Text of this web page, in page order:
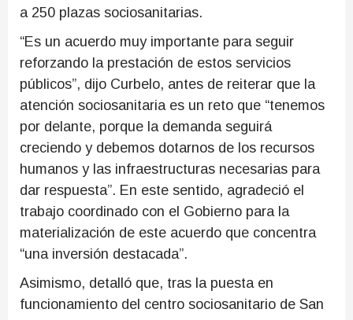
a 250 plazas sociosanitarias.
“Es un acuerdo muy importante para seguir
reforzando la prestación de estos servicios
públicos”, dijo Curbelo, antes de reiterar que la
atención sociosanitaria es un reto que “tenemos
por delante, porque la demanda seguirá
creciendo y debemos dotarnos de los recursos
humanos y las infraestructuras necesarias para
dar respuesta”. En este sentido, agradeció el
trabajo coordinado con el Gobierno para la
materialización de este acuerdo que concentra
“una inversión destacada”.
Asimismo, detalló que, tras la puesta en
funcionamiento del centro sociosanitario de San